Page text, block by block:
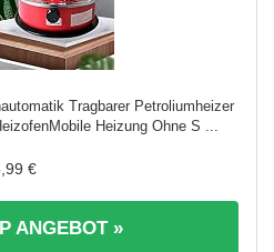
Tragbarer Petroliumheizer
Heizung Ohne S ...
€
ANGEBOT »